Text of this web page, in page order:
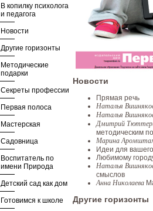
В копилку психолога
и педагога
Новости
Другие горизонты
Методические
подарки
Секреты профессии
Первая полоса
Мастерская
Садовница
Воспитатель по
имени Природа
Детский сад как дом
Готовимся к школе
Новости
Прямая речь
Наталья
Наталья
Дмитрий
методическим
Марина
Идеи для
Любимому
Наталья
смыслов
Анна Николаева
Другие горизонты